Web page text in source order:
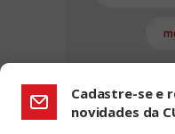
Cadastre-se e
novidades da